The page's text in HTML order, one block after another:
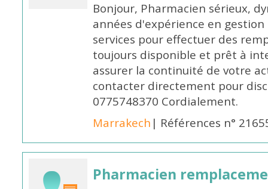
Bonjour, Pharmacien sérieux,
années d'expérience en
services pour effectuer des
toujours disponible et prêt à
assurer la continuité de votre
contacter directement pour
0775748370 Cordialement.
Marrakech | Références n°
Pharmacien